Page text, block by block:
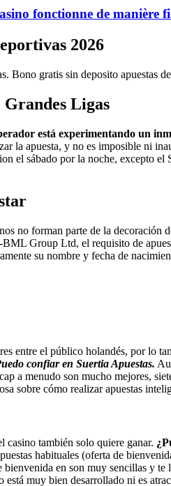
fonctionne de manière
2026
Bono gratis sin deposito apuestas
Grandes Ligas
está experimentando un
la apuesta, y no es imposible ni
el sábado por la noche, excepto
no forman parte de la
Group Ltd, el requisito de
su nombre y fecha de
entre el público holandés, por lo
confiar en Suertia Apuestas.
a menudo son mucho mejores,
sobre cómo realizar apuestas
casino también solo quiere ganar.
habituales (oferta de
en son muy sencillas y
muy bien desarrollado ni es